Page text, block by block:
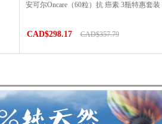
安可尔Oncare（60粒）抗 癌素 3瓶特惠套装
CAD$298.17 CAD$357.79